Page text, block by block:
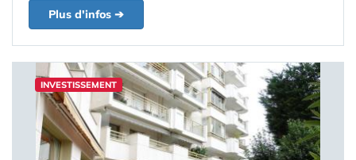
Plus d'infos ➔
INVESTISSEMENT